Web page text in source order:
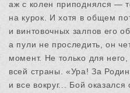
аж с колен приподнялся —
на курок. И хотя в общем
и винтовочных залпов его
а пули не проследить, он
момент. Не только для
всей страны. «Ура! За
и все вокруг... Бой